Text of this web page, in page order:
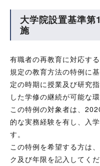
大学院設置基準
施
有職者の再教育に対応す
規定の教育方法の特例に
定の時期に授業及び研究
した学修の継続が可能な
この特例の対象者は、
的な実務経験を有し、入
す。
この特例を希望する方は
ク及び年限を記入してく